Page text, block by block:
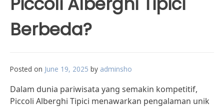
Berbeda?
Posted on June 19, 2025 by adminsho
Dalam dunia pariwisata yang semakin kompetitif,
Piccoli Alberghi Tipici menawarkan pengalaman unik